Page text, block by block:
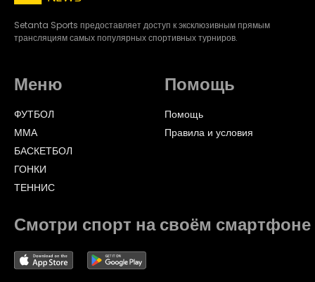
Setanta Sports предоставляет доступ к эксклюзивным прямым
трансляциям самых популярных спортивных турниров.
Меню
ФУТБОЛ
ММА
БАСКЕТБОЛ
ГОНКИ
ТЕННИС
Помощь
Помощь
Правила и условия
Смотри спорт на своём смартфоне